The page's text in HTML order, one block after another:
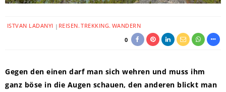
ISTVAN LADANYI REISEN TREKKING WANDERN
0
Gegen den einen darf man sich wehren und muss ihm
ganz böse in die Augen schauen, den anderen blickt man